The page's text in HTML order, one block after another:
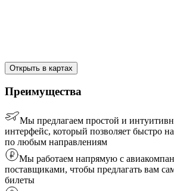
Открыть в картах
Преимущества
Мы предлагаем простой и
интерфейс, который позволяет быстро
по любым направлениям
Мы работаем напрямую с
поставщиками, чтобы предлагать вам
билеты